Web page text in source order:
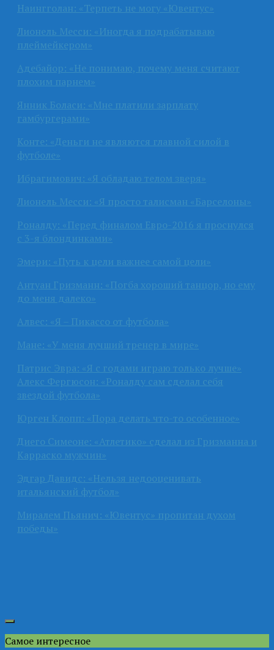
Наингголан: «Терпеть не могу «Ювентус»
Лионель Месси: «Иногда я подрабатываю
плеймейкером»
Адебайор: «Не понимаю, почему меня считают
плохим парнем»
Янник Боласи: «Мне платили зарплату
гамбургерами»
Конте: «Деньги не являются главной силой в
футболе»
Ибрагимович: «Я обладаю телом зверя»
Лионель Месси: «Я просто талисман «Барселоны»
Роналду: «Перед финалом Евро-2016 я проснулся
с 3-я блондинками»
Эмери: «Путь к цели важнее самой цели»
Антуан Гризманн: «Погба хороший танцор, но ему
до меня далеко»
Алвес: «Я – Пикассо от футбола»
Мане: «У меня лучший тренер в мире»
Патрис Эвра: «Я с годами играю только лучше»
Алекс Фергюсон: «Роналду сам сделал себя
звездой футбола»
Юрген Клопп: «Пора делать что-то особенное»
Диего Симеоне: «Атлетико» сделал из Гризманна и
Карраско мужчин»
Эдгар Давидс: «Нельзя недооценивать
итальянский футбол»
Миралем Пьянич: «Ювентус» пропитан духом
победы»
Самое интересное